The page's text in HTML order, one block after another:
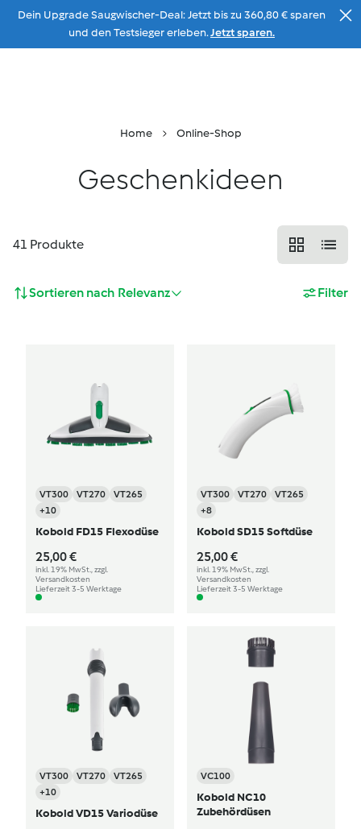
Zum Inhalt
Dein Upgrade Saugwischer-Deal: Jetzt bis zu 360,80 € sparen
und den Testsieger erleben.Jetzt sparen.
Home Online-Shop
Geschenkideen
41 Produkte
Sortieren nach Relevanz Filter
VT300 VT270
VT265
+10
Kobold FD15 Flexodüse
25,00 €
inkl. 19% MwSt., zzgl.
Versandkosten
Lieferzeit 3-5 Werktage
VT300 VT270
VT265
+8
Kobold SD15 Softdüse
25,00 €
inkl. 19% MwSt., zzgl.
Versandkosten
Lieferzeit 3-5 Werktage
VT300 VT270
VT265
+10
Kobold VD15 Variodüse
VC100
Kobold NC10
Zubehördüsen